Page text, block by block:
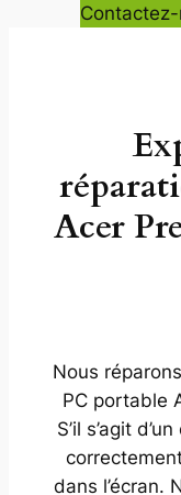
Acer
Nous
PC portable
S’il s’agit
dans l’écran.